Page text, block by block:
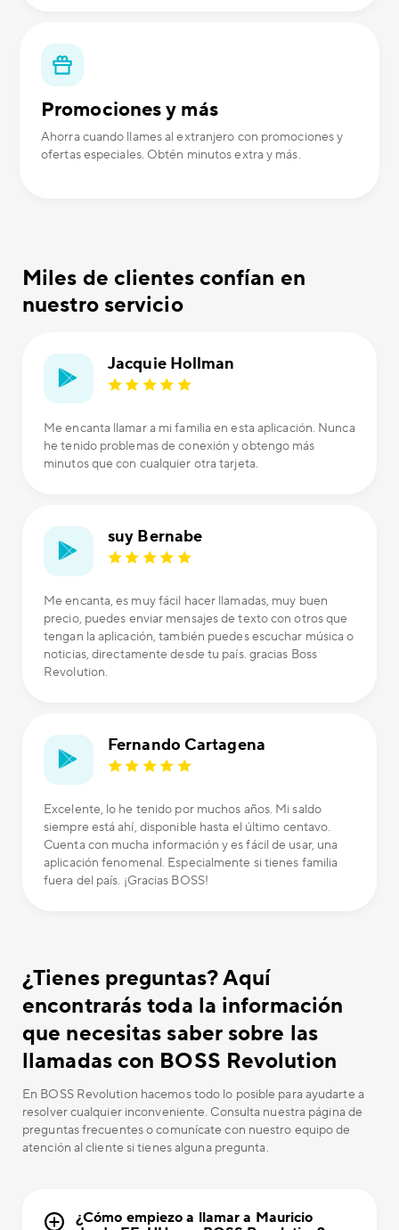
Promociones y más
Ahorra cuando llames al extranjero con promociones y
ofertas especiales. Obtén minutos extra y más.
Miles de clientes confían en
nuestro servicio
Jacquie Hollman
Me encanta llamar a mi familia en esta aplicación. Nunca
he tenido problemas de conexión y obtengo más
minutos que con cualquier otra tarjeta.
suy Bernabe
Me encanta, es muy fácil hacer llamadas, muy buen
precio, puedes enviar mensajes de texto con otros que
tengan la aplicación, también puedes escuchar música o
noticias, directamente desde tu país. gracias Boss
Revolution.
Fernando Cartagena
Excelente, lo he tenido por muchos años. Mi saldo
siempre está ahí, disponible hasta el último centavo.
Cuenta con mucha información y es fácil de usar, una
aplicación fenomenal. Especialmente si tienes familia
fuera del país. ¡Gracias BOSS!
¿Tienes preguntas? Aquí
encontrarás toda la información
que necesitas saber sobre las
llamadas con BOSS Revolution
En BOSS Revolution hacemos todo lo posible para ayudarte a
resolver cualquier inconveniente. Consulta nuestra página de
preguntas frecuentes o comunícate con nuestro equipo de
atención al cliente si tienes alguna pregunta.
¿Cómo empiezo a llamar a Mauricio